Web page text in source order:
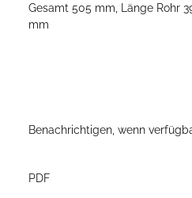
Gesamt 505 mm, Länge Rohr
mm
Benachrichtigen, wenn
PDF